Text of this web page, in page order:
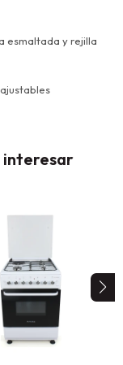
esmaltada y rejilla
interesar